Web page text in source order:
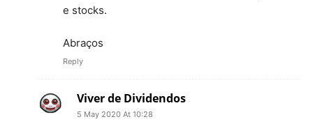
e stocks.
Abraços
Reply
Viver de Dividendos
5 May 2020 At 10:28